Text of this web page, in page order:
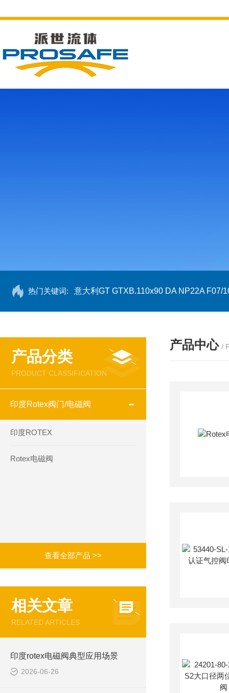
热门关键词: 意大利GT GTXB.110x90 DA NP22A F07/
产品分类
PRODUCT CLASSIFICATION
印度Rotex阀门/电磁阀
印度ROTEX
Rotex电磁阀
查看全部产品 >>
相关文章
RELATED ARTICLES
印度rotex电磁阀典型应用场景
2026-06-26
产品中心 /